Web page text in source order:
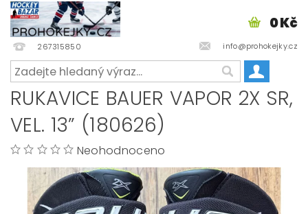
267315850 info@prohokejky.cz
0 Kč
RUKAVICE BAUER VAPOR 2X SR,
VEL. 13” (180626)
Neohodnoceno